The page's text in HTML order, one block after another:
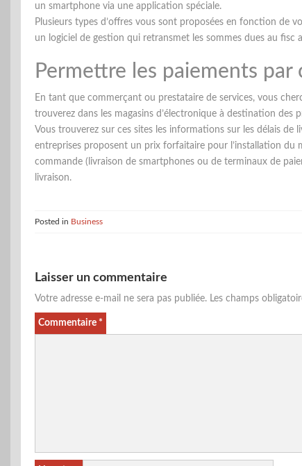
un smartphone via une application spéciale.
Plusieurs types d’offres vous sont proposées en fonction de
un logiciel de gestion qui retransmet les sommes dues au fisc
Permettre les paiements
En tant que commerçant ou prestataire de services, vous
trouverez dans les magasins d’électronique à destination
Vous trouverez sur ces sites les informations sur les délais de
entreprises proposent un prix forfaitaire pour l’installation du
commande (livraison de smartphones ou de terminaux de
livraison.
Posted in Business
Laisser un commentaire
Votre adresse e-mail ne sera pas publiée. Les champs
Commentaire *